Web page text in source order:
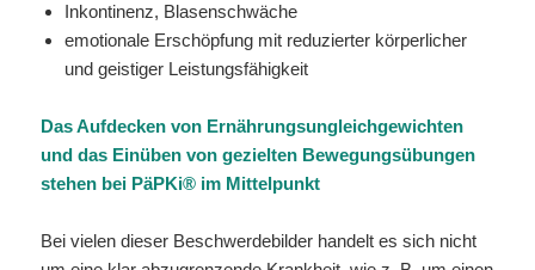
Inkontinenz, Blasenschwäche
emotionale Erschöpfung mit reduzierter körperlicher
und geistiger Leistungsfähigkeit
Das Aufdecken von Ernährungsungleichgewichten
und das Einüben von gezielten Bewegungsübungen
stehen bei PäPKi® im Mittelpunkt
Bei vielen dieser Beschwerdebilder handelt es sich nicht